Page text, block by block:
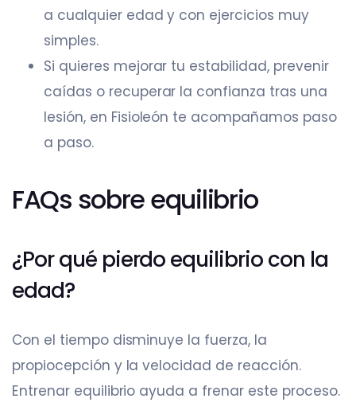
a cualquier edad y con ejercicios muy
simples.
Si quieres mejorar tu estabilidad, prevenir
caídas o recuperar la confianza tras una
lesión, en Fisioleón te acompañamos paso
a paso.
FAQs sobre equilibrio
¿Por qué pierdo equilibrio con la
edad?
Con el tiempo disminuye la fuerza, la
propiocepción y la velocidad de reacción.
Entrenar equilibrio ayuda a frenar este proceso.